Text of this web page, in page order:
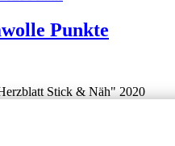
Punkte
Stick & Näh" 2020